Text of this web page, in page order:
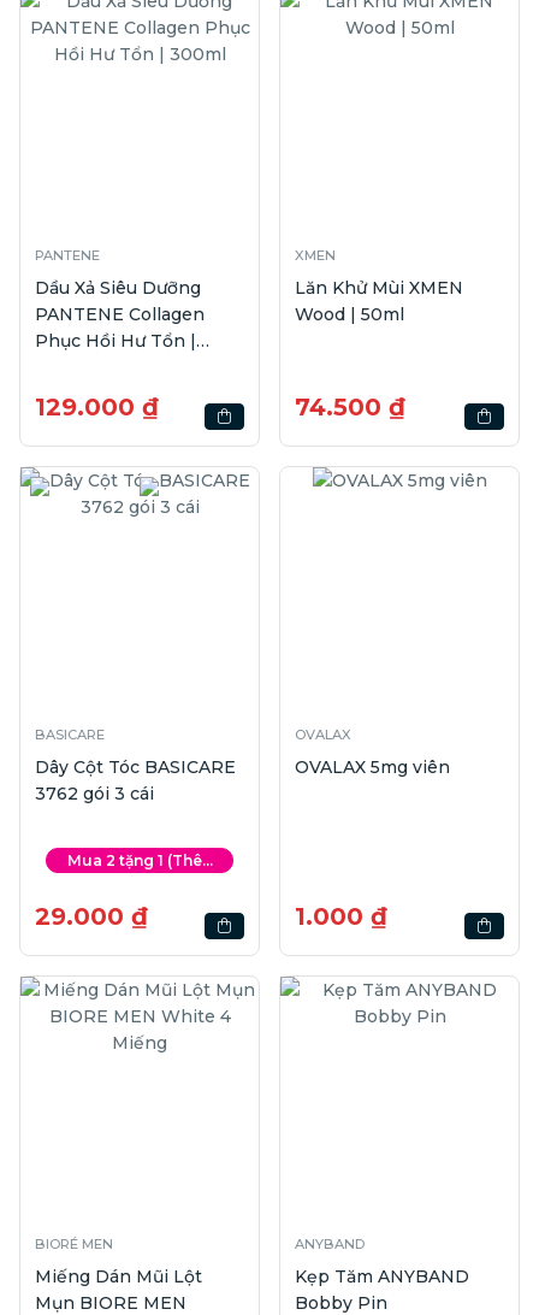
PANTENE
Dầu Xả Siêu Dưỡng
PANTENE Collagen
Phục Hồi Hư Tổn |
129.000 ₫
XMEN
Lăn Khử Mùi XMEN
Wood | 50ml
74.500 ₫
BASICARE
Dây Cột Tóc BASICARE
3762 gói 3 cái
Mua 2 tặng 1 (Thê...
29.000 ₫
OVALAX
OVALAX 5mg viên
1.000 ₫
BIORÉ MEN
Miếng Dán Mũi Lột
Mụn BIORE MEN
ANYBAND
Kẹp Tăm ANYBAND
Bobby Pin